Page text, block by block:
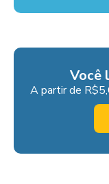
Você
A partir de